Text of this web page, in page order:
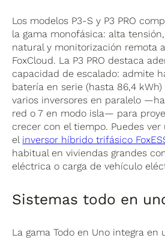
Los modelos P3-S y P3 PRO
la gama monofásica: alta
natural y monitorización remota
FoxCloud. La P3 PRO destaca
capacidad de escalado: admite
batería en serie (hasta 86,4
varios inversores en paralelo
red o 7 en modo isla— para
crecer con el tiempo. Puedes
el inversor híbrido trifásico
habitual en viviendas grandes
eléctrica o carga de vehículo
Sistemas todo en
La gama Todo en Uno integra